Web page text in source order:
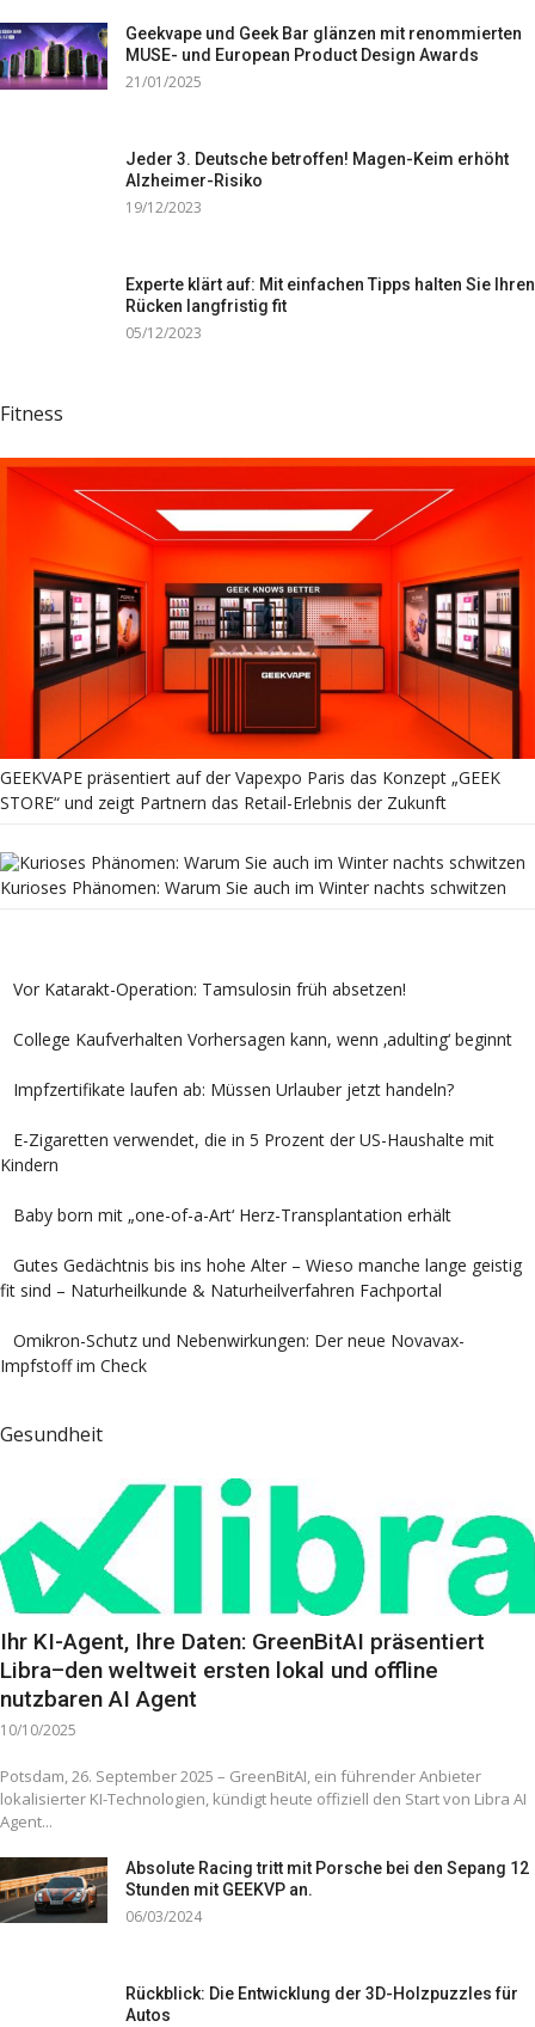
Geekvape und Geek Bar glänzen mit renommierten
MUSE- und European Product Design Awards
21/01/2025
Jeder 3. Deutsche betroffen! Magen-Keim erhöht
Alzheimer-Risiko
19/12/2023
Experte klärt auf: Mit einfachen Tipps halten Sie Ihren
Rücken langfristig fit
05/12/2023
Fitness
GEEKVAPE präsentiert auf der Vapexpo Paris das Konzept „GEEK
STORE“ und zeigt Partnern das Retail-Erlebnis der Zukunft
Kurioses Phänomen: Warum Sie auch im Winter nachts schwitzen
Vor Katarakt-Operation: Tamsulosin früh absetzen!
College Kaufverhalten Vorhersagen kann, wenn ‚adulting‘ beginnt
Impfzertifikate laufen ab: Müssen Urlauber jetzt handeln?
E-Zigaretten verwendet, die in 5 Prozent der US-Haushalte mit
Kindern
Baby born mit „one-of-a-Art‘ Herz-Transplantation erhält
Gutes Gedächtnis bis ins hohe Alter – Wieso manche lange geistig
fit sind – Naturheilkunde & Naturheilverfahren Fachportal
Omikron-Schutz und Nebenwirkungen: Der neue Novavax-
Impfstoff im Check
Gesundheit
Ihr KI-Agent, Ihre Daten: GreenBitAI präsentiert
Libra–den weltweit ersten lokal und offline
nutzbaren AI Agent
10/10/2025
Potsdam, 26. September 2025 – GreenBitAI, ein führender Anbieter
lokalisierter KI-Technologien, kündigt heute offiziell den Start von Libra AI
Agent...
Absolute Racing tritt mit Porsche bei den Sepang 12
Stunden mit GEEKVP an.
06/03/2024
Rückblick: Die Entwicklung der 3D-Holzpuzzles für
Autos